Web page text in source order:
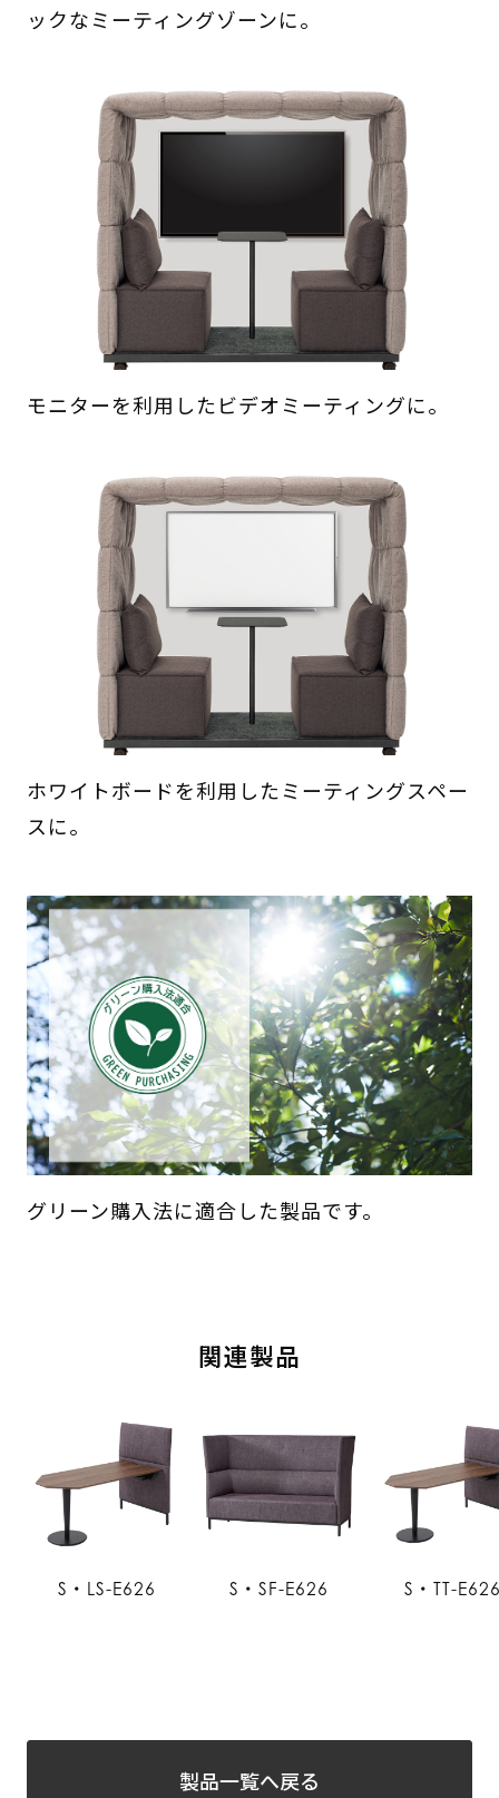
ックなミーティングゾーンに。
モニターを利用したビデオミーティングに。
ホワイトボードを利用したミーティングスペー
スに。
グリーン購入法に適合した製品です。
関連製品
S・LS-E626 S・SF-E626 S・TT-
製品一覧へ戻る